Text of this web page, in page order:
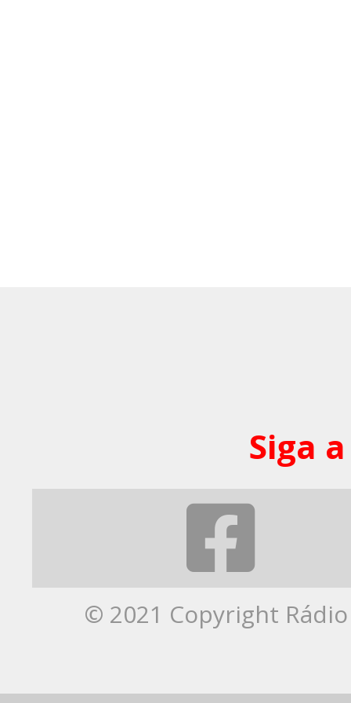
Siga
© 2021 Copyright